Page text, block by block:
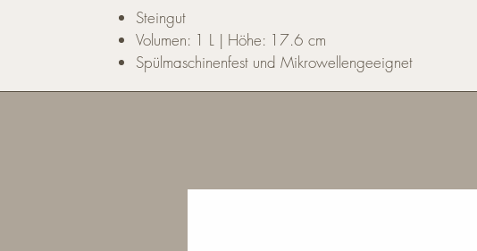
Steingut
Volumen: 1 L | Höhe: 17.6 cm
Spülmaschinenfest und Mikrowellengeeignet